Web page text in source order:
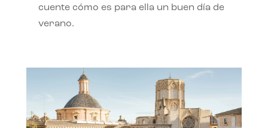
cuente cómo es para ella un buen día de
verano.